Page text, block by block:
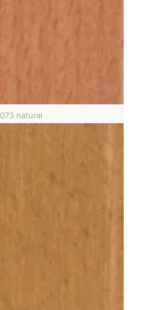
073 natural